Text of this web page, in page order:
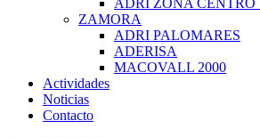
ADRI ZONA CENTRO
ZAMORA
ADRI PALOMARES
ADERISA
MACOVALL 2000
Actividades
Noticias
Contacto